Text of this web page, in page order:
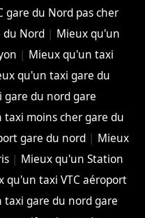
gare du Nord pas cher
du Nord | Mieux qu'un
| Mieux qu'un taxi
qu'un taxi gare du
du nord gare
taxi moins cher gare du
gare du nord| Mieux
| Mieux qu'un Station
qu'un taxi VTC aéroport
taxi gare du nord gare